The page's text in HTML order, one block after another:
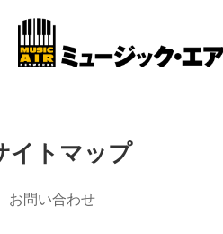
イトマップ
お問い合わせ